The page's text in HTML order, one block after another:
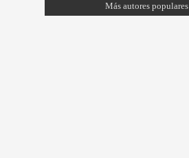
Más autores populares